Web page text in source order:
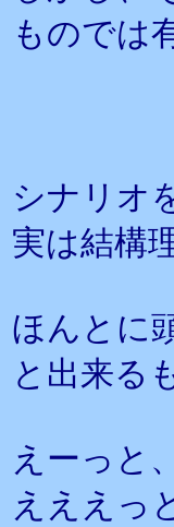
ものでは
シナリオ
実は結構
ほんとに
と出来る
えーっと
えええっ